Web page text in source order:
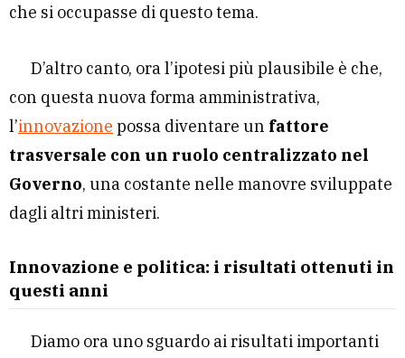
che si occupasse di questo tema.
D’altro canto, ora l’ipotesi più plausibile è che,
con questa nuova forma amministrativa,
l’innovazione possa diventare un fattore
trasversale con un ruolo centralizzato nel
Governo, una costante nelle manovre sviluppate
dagli altri ministeri.
Innovazione e politica: i risultati ottenuti in
questi anni
Diamo ora uno sguardo ai risultati importanti